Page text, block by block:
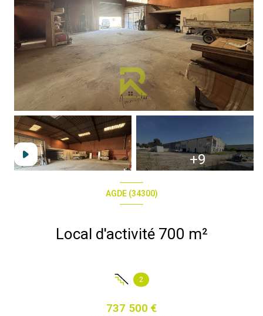
+9
AGDE (34300)
Local d'activité 700 m²
2
737 500 €